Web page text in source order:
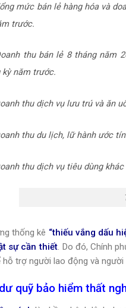
mức bán lẻ hàng hóa và
trước.
thu bán lẻ 8 tháng năm
kỳ năm trước.
thu dịch vụ lưu trú và ăn
thu du lịch, lữ hành ước
thu dịch vụ tiêu dùng
thống kê “thiếu vắng dấu
sự cần thiết. Do đó, Chính
hỗ trợ người lao động và người
quỹ bảo hiểm thất